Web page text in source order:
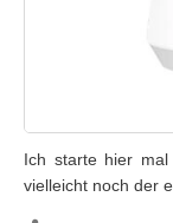
Ich starte hier
vielleicht noch der